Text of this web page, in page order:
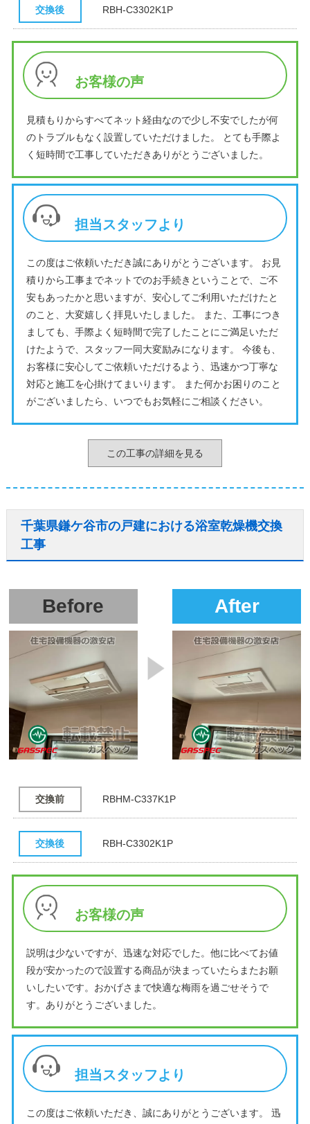
交換後 RBH-C3302K1P
お客様の声
見積もりからすべてネット経由なので少し不安でしたが何
のトラブルもなく設置していただけました。 とても手際よ
く短時間で工事していただきありがとうございました。
担当スタッフより
この度はご依頼いただき誠にありがとうございます。 お見
積りから工事までネットでのお手続きということで、ご不
安もあったかと思いますが、安心してご利用いただけたと
のこと、大変嬉しく拝見いたしました。 また、工事につき
ましても、手際よく短時間で完了したことにご満足いただ
けたようで、スタッフ一同大変励みになります。 今後も、
お客様に安心してご依頼いただけるよう、迅速かつ丁寧な
対応と施工を心掛けてまいります。 また何かお困りのこと
がございましたら、いつでもお気軽にご相談ください。
この工事の詳細を見る
千葉県鎌ケ谷市の戸建における浴室乾燥機交換
工事
Before After
交換前 RBHM-C337K1P
交換後 RBH-C3302K1P
お客様の声
説明は少ないですが、迅速な対応でした。他に比べてお値
段が安かったので設置する商品が決まっていたらまたお願
いしたいです。おかげさまで快適な梅雨を過ごせそうで
す。ありがとうございました。
担当スタッフより
この度はご依頼いただき、誠にありがとうございます。 迅